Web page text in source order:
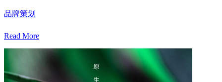
品牌策划
Read More